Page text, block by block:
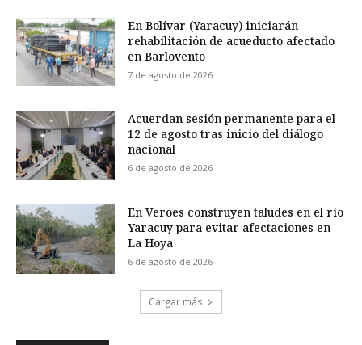
En Bolívar (Yaracuy) iniciarán
rehabilitación de acueducto afectado
en Barlovento
7 de agosto de 2026
Acuerdan sesión permanente para el
12 de agosto tras inicio del diálogo
nacional
6 de agosto de 2026
En Veroes construyen taludes en el río
Yaracuy para evitar afectaciones en
La Hoya
6 de agosto de 2026
Cargar más